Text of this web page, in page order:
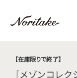
【在庫限りで終了】
［メゾンコレ